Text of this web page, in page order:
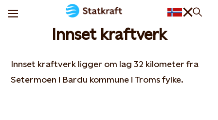
Innset kraftverk
Innset kraftverk ligger om lag 32 kilometer fra
Setermoen i Bardu kommune i Troms fylke.